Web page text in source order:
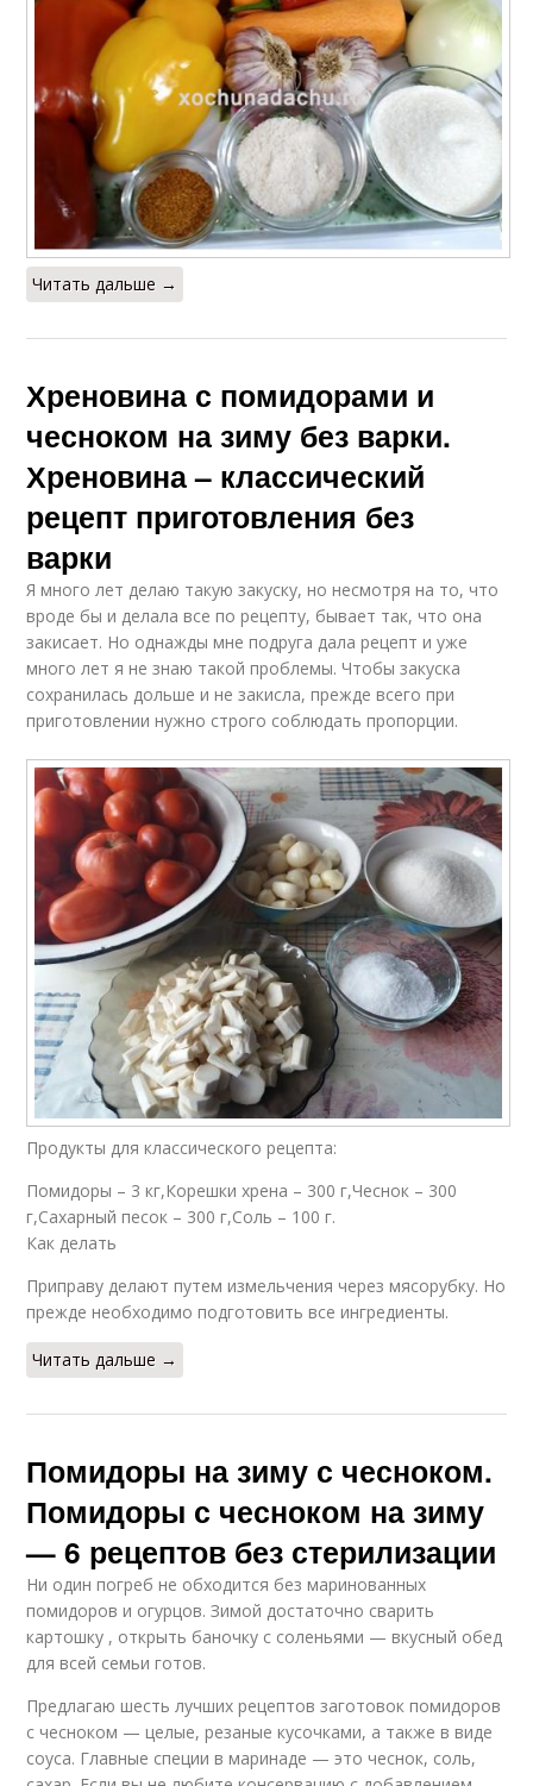
Читать дальше →
Хреновина с помидорами и
чесноком на зиму без варки.
Хреновина – классический
рецепт приготовления без
варки
Я много лет делаю такую закуску, но несмотря на то, что
вроде бы и делала все по рецепту, бывает так, что она
закисает. Но однажды мне подруга дала рецепт и уже
много лет я не знаю такой проблемы. Чтобы закуска
сохранилась дольше и не закисла, прежде всего при
приготовлении нужно строго соблюдать пропорции.
Продукты для классического рецепта:
Помидоры – 3 кг,Корешки хрена – 300 г,Чеснок – 300
г,Сахарный песок – 300 г,Соль – 100 г.
Как делать
Приправу делают путем измельчения через мясорубку. Но
прежде необходимо подготовить все ингредиенты.
Читать дальше →
Помидоры на зиму с чесноком.
Помидоры с чесноком на зиму
— 6 рецептов без стерилизации
Ни один погреб не обходится без маринованных
помидоров и огурцов. Зимой достаточно сварить
картошку , открыть баночку с соленьями — вкусный обед
для всей семьи готов.
Предлагаю шесть лучших рецептов заготовок помидоров
с чесноком — целые, резаные кусочками, а также в виде
соуса. Главные специи в маринаде — это чеснок, соль,